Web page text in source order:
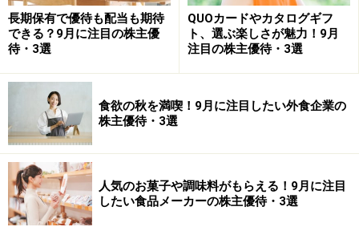
カルラ<2789>（東証ジャスダック)
カルラ ＷＥＢ
長期保有で優待も配当も期待
できる？9月に注目の株主優
待・3選
QUOカードやカタログギフ
ト、選ぶ楽しさが魅力！9月
注目の株主優待・3選
食欲の秋を満喫！9月に注目したい外食企業の
株主優待・3選
人気のお菓子や調味料がもらえる！9月に注目
したい食品メーカーの株主優待・3選